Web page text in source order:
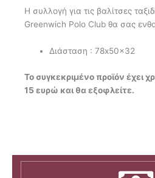
Η συλλογή για τις βαλίτσες
Greenwich Polo Club θα σας
Διάσταση : 78x50x32
Το συγκεκριμένο προϊόν έχει
15 ευρώ και θα εξοφλείτε.